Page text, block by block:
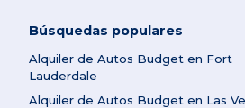
Búsquedas populares
Alquiler de Autos Budget en Fort
Lauderdale
Alquiler de Autos Budget en Las